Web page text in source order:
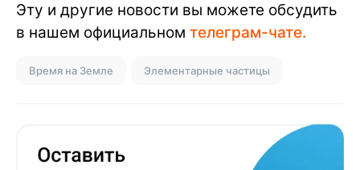
Эту и другие новости вы можете обсудить
в нашем официальном телеграм-чате.
Время на Земле Элементарные частицы